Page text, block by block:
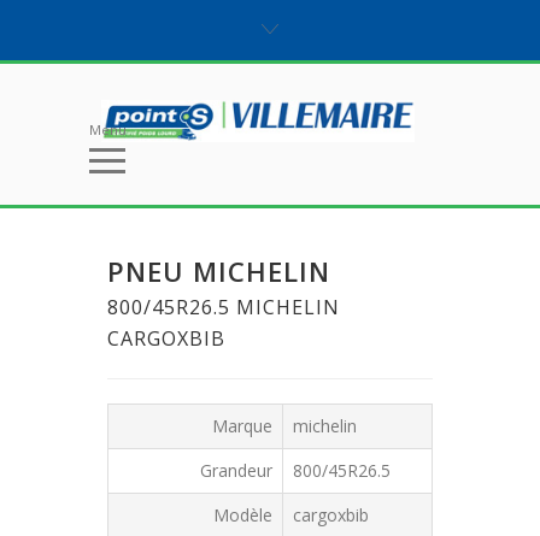
Menu
PNEU MICHELIN
800/45R26.5 MICHELIN
CARGOXBIB
Marque
michelin
Grandeur
800/45R26.5
Modèle
cargoxbib